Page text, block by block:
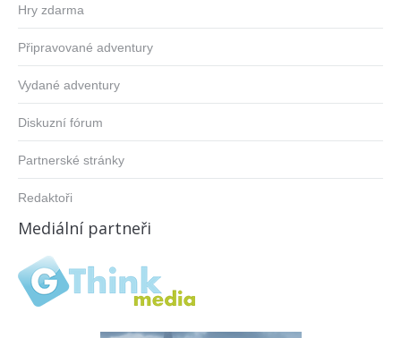
Hry zdarma
Připravované adventury
Vydané adventury
Diskuzní fórum
Partnerské stránky
Redaktoři
Mediální partneři